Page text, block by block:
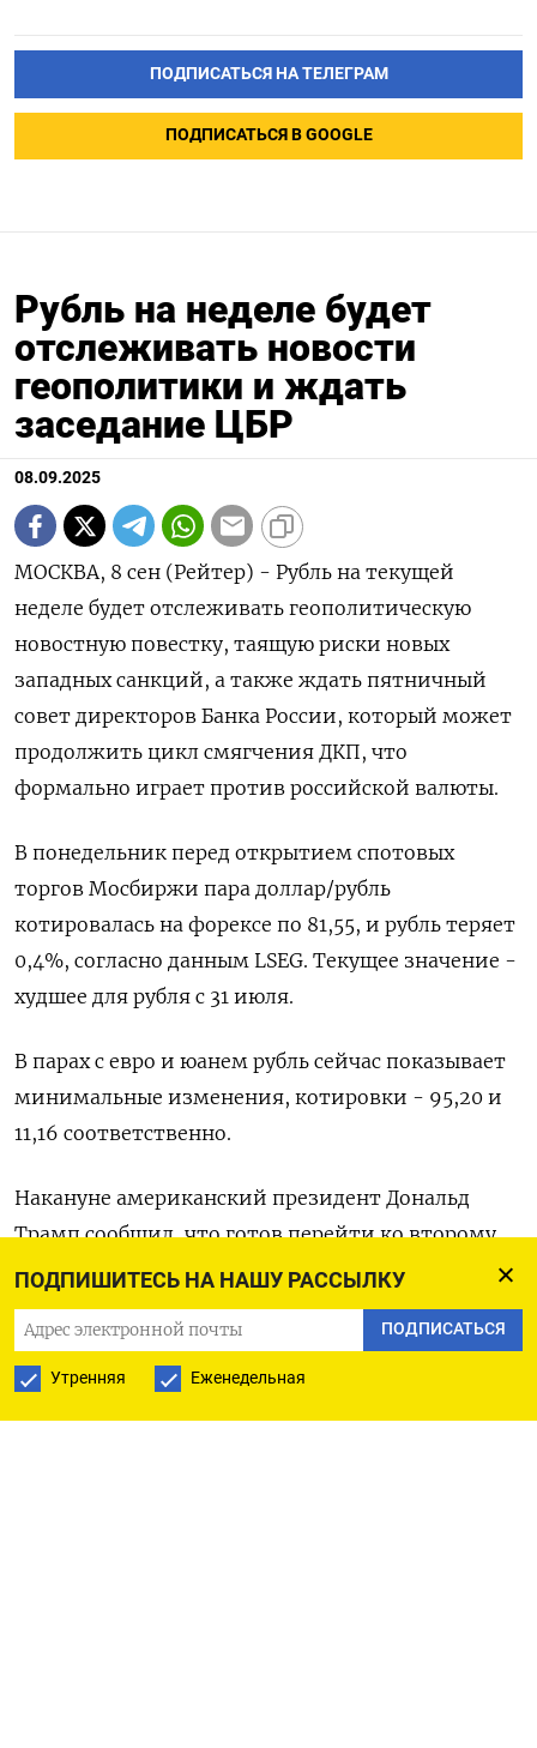
ПОДПИШИТЕСЬ НА НАШУ РАССЫЛКУ
ПОДПИСАТЬСЯ
Утренняя Еженедельная
ПОДПИСАТЬСЯ НА ТЕЛЕГРАМ
ПОДПИСАТЬСЯ В GOOGLE
Рубль на неделе будет
отслеживать новости
геополитики и ждать
заседание ЦБР
08.09.2025
МОСКВА, 8 сен (Рейтер) - Рубль на текущей
неделе будет отслеживать геополитическую
новостную повестку, таящую риски новых
западных санкций, а также ждать пятничный
совет директоров Банка России, который может
продолжить цикл смягчения ДКП, что
формально играет против российской валюты.
В понедельник перед открытием спотовых
торгов Мосбиржи пара доллар/рубль
котировалась на форексе по 81,55, и рубль теряет
0,4%, согласно данным LSEG. Текущее значение -
худшее для рубля с 31 июля.
В парах с евро и юанем рубль сейчас показывает
минимальные изменения, котировки - 95,20 и
11,16 соответственно.
Накануне американский президент Дональд
Трамп сообщил, что готов перейти ко второму
этапу санкций, связанных с украинским
конфликтом, и это может означать усиление
давления на Москву либо на покупателей
российской нефти, причем в связке США с